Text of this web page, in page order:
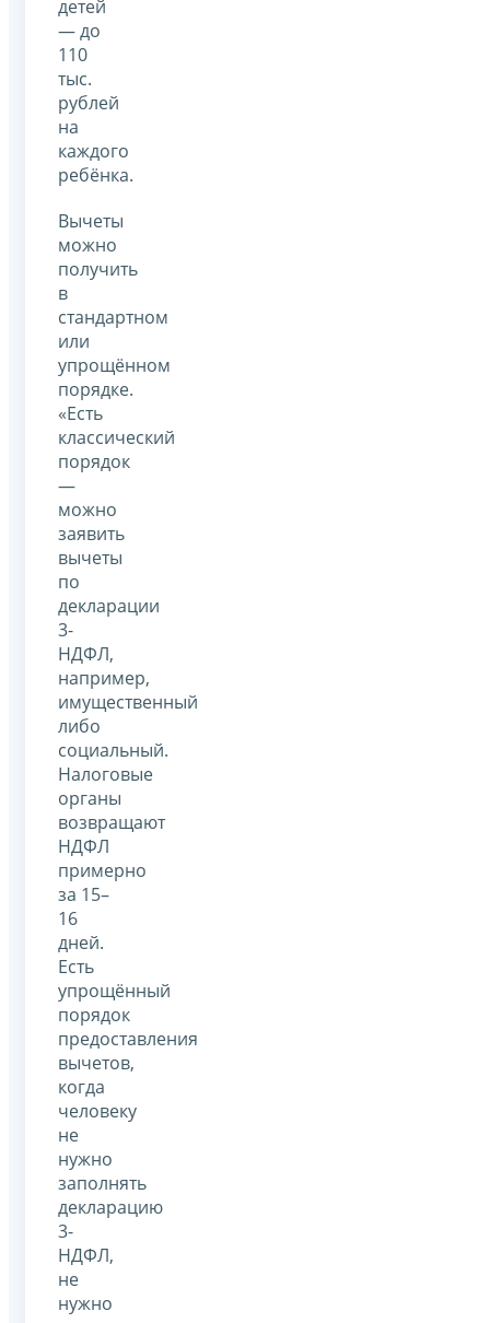
детей
— до
110
тыс.
рублей
на
каждого
ребёнка.
Вычеты
можно
получить
в
стандартном
или
упрощённом
порядке.
«Есть
классический
порядок
—
можно
заявить
вычеты
по
декларации
3-
НДФЛ,
например,
имущественный
либо
социальный.
Налоговые
органы
возвращают
НДФЛ
примерно
за 15–
16
дней.
Есть
упрощённый
порядок
предоставления
вычетов,
когда
человеку
не
нужно
заполнять
декларацию
3-
НДФЛ,
не
нужно